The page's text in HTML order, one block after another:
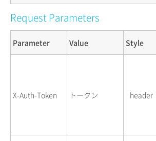
Request Parameters
Parameter Value Style
X-Auth-Token トークン header